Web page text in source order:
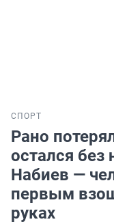
СПОРТ
Рано
остался без
Набиев —
первым
руках